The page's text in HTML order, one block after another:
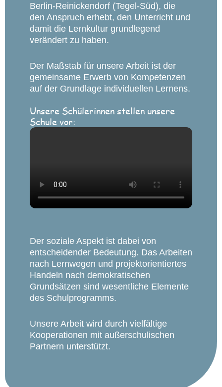
Berlin-Reinickendorf (Tegel-Süd), die
den Anspruch erhebt, den Unterricht und
damit die Lernkultur grundlegend
verändert zu haben.
Der Maßstab für unsere Arbeit ist der
gemeinsame Erwerb von Kompetenzen
auf der Grundlage individuellen Lernens.
Unsere Schülerinnen stellen unsere
Schule vor:
Der soziale Aspekt ist dabei von
entscheidender Bedeutung. Das Arbeiten
nach Lernwegen und projektorientiertes
Handeln nach demokratischen
Grundsätzen sind wesentliche Elemente
des Schulprogramms.
Unsere Arbeit wird durch vielfältige
Kooperationen mit außerschulischen
Partnern unterstützt.